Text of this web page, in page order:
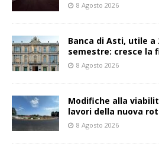
8 Agosto 2026
Banca di Asti, utile a
semestre: cresce la
8 Agosto 2026
Modifiche alla
lavori della nuova
8 Agosto 2026